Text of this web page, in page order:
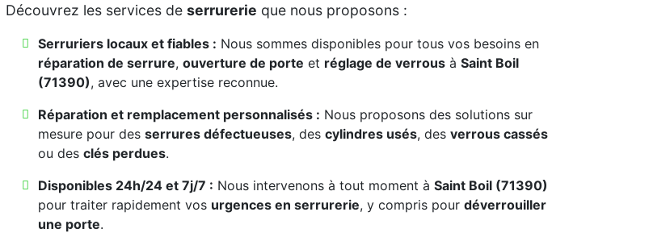
Découvrez les services de serrurerie que nous proposons :
Serruriers locaux et fiables : Nous sommes disponibles pour tous vos besoins en
réparation de serrure, ouverture de porte et réglage de verrous à Saint Boil
(71390), avec une expertise reconnue.
Réparation et remplacement personnalisés : Nous proposons des solutions sur
mesure pour des serrures défectueuses, des cylindres usés, des verrous cassés
ou des clés perdues.
Disponibles 24h/24 et 7j/7 : Nous intervenons à tout moment à Saint Boil (71390)
pour traiter rapidement vos urgences en serrurerie, y compris pour déverrouiller
une porte.